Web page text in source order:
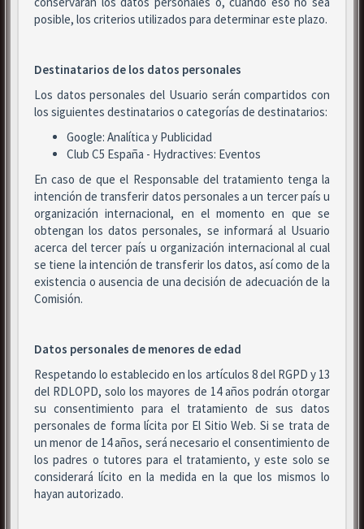
posible, los criterios utilizados para determinar este plazo.
Destinatarios de los datos personales
Los datos personales del Usuario serán compartidos con
los siguientes destinatarios o categorías de destinatarios:
Google: Analítica y Publicidad
Club C5 España - Hydractives: Eventos
En caso de que el Responsable del tratamiento tenga la
intención de transferir datos personales a un tercer país u
organización internacional, en el momento en que se
obtengan los datos personales, se informará al Usuario
acerca del tercer país u organización internacional al cual
se tiene la intención de transferir los datos, así como de la
existencia o ausencia de una decisión de adecuación de la
Comisión.
Datos personales de menores de edad
Respetando lo establecido en los artículos 8 del RGPD y 13
del RDLOPD, solo los mayores de 14 años podrán otorgar
su consentimiento para el tratamiento de sus datos
personales de forma lícita por El Sitio Web. Si se trata de
un menor de 14 años, será necesario el consentimiento de
los padres o tutores para el tratamiento, y este solo se
considerará lícito en la medida en la que los mismos lo
hayan autorizado.